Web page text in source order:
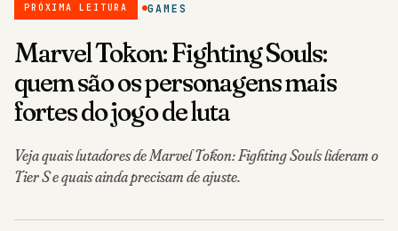
PRÓXIMA LEITURA GAMES
Marvel Tōkon: Fighting Souls:
quem são os personagens mais
fortes do jogo de luta
Veja quais lutadores de Marvel Tōkon: Fighting Souls lideram o
Tier S e quais ainda precisam de ajuste.